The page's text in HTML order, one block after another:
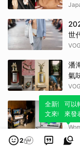
世
潘
氣
終
獻
邀
AI
想
2
全新體驗！
文來輕鬆表
可以
來發